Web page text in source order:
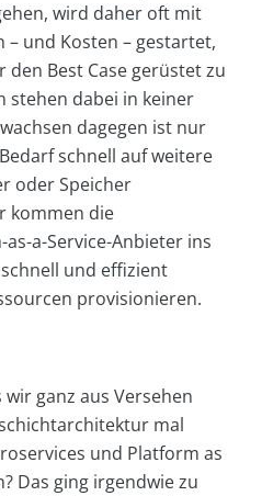
wird daher oft mit
– und Kosten – gestartet,
den Best Case gerüstet zu
stehen dabei in keiner
dagegen ist nur
schnell auf weitere
oder Speicher
kommen die
a-Service-Anbieter ins
und effizient
provisionieren.
wir ganz aus Versehen
mal
und Platform as
Das ging irgendwie zu